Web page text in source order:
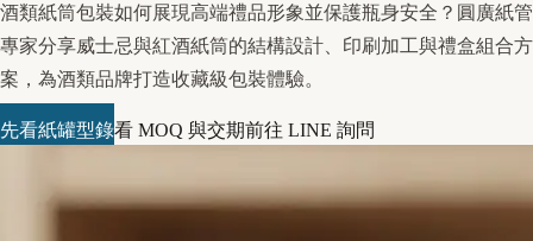
酒類紙筒包裝如何展現高端禮品形象並保護瓶身安全？圓廣紙管
專家分享威士忌與紅酒紙筒的結構設計、印刷加工與禮盒組合方
案，為酒類品牌打造收藏級包裝體驗。
先看紙罐型錄看 MOQ 與交期前往 LINE 詢問